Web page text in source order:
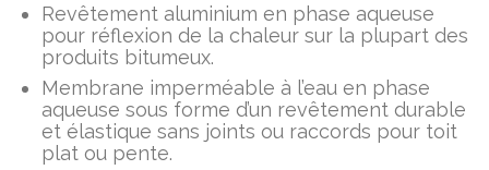
Revêtement aluminium en phase aqueuse
pour réflexion de la chaleur sur la plupart des
produits bitumeux.
Membrane imperméable à l’eau en phase
aqueuse sous forme d’un revêtement durable
et élastique sans joints ou raccords pour toit
plat ou pente.